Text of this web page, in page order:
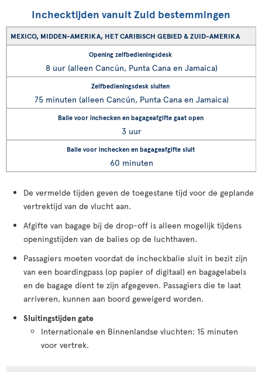
Inchecktijden vanuit Zuid bestemmingen
MEXICO, MIDDEN-AMERIKA, HET CARIBISCH GEBIED & ZUID-AMERIKA
8 uur (alleen Cancún, Punta Cana en Jamaica)
75 minuten (alleen Cancún, Punta Cana en Jamaica)
3 uur
60 minuten
De vermelde tijden geven de toegestane tijd voor de geplande
vertrektijd van de vlucht aan.
Afgifte van bagage bij de drop-off is alleen mogelijk tijdens
openingstijden van de balies op de luchthaven.
Passagiers moeten voordat de incheckbalie sluit in bezit zijn
van een boardingpass (op papier of digitaal) en bagagelabels
en de bagage dient te zijn afgegeven. Passagiers die te laat
arriveren, kunnen aan boord geweigerd worden.
Sluitingstijden gate
Internationale en Binnenlandse vluchten: 15 minuten
voor vertrek.